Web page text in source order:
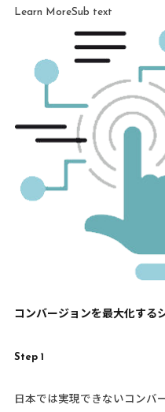
Learn MoreSub text
コンバージョンを最大化する
Step 1
日本では実現できないコンバ